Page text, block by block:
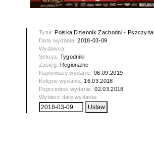
Tytuł:Polska Dziennik Zachodni - Pszczyna
Data wydania:2018-03-09
Wydawca:
Sekcja: Tygodniki
Zasięg: Regionalne
Najnowsze wydanie:06.09.2019
Kolejne wydanie: 16.03.2018
Poprzednie wydanie:02.03.2018
Wybierz datę wydania: